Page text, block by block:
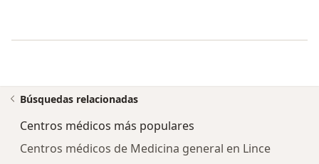
Búsquedas relacionadas
Centros médicos más populares
Centros médicos de Medicina general en Lince